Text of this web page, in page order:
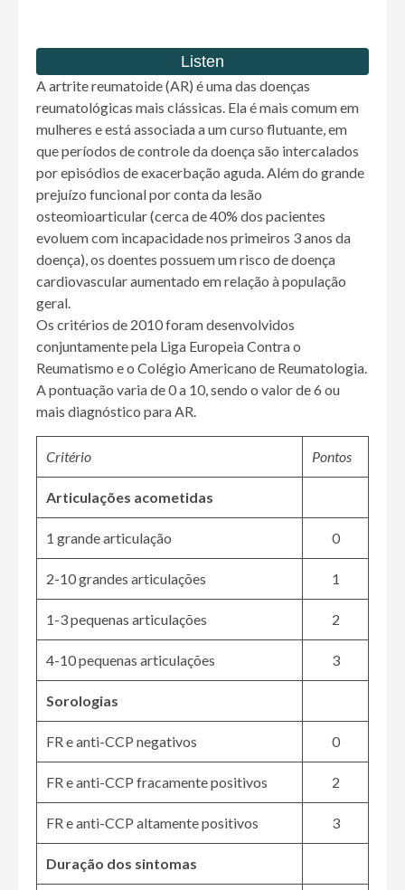
A artrite reumatoide (AR) é uma das doenças
reumatológicas mais clássicas. Ela é mais comum em
mulheres e está associada a um curso flutuante, em
que períodos de controle da doença são intercalados
por episódios de exacerbação aguda. Além do grande
prejuízo funcional por conta da lesão
osteomioarticular (cerca de 40% dos pacientes
evoluem com incapacidade nos primeiros 3 anos da
doença), os doentes possuem um risco de doença
cardiovascular aumentado em relação à população
geral.
Os critérios de 2010 foram desenvolvidos
conjuntamente pela Liga Europeia Contra o
Reumatismo e o Colégio Americano de Reumatologia.
A pontuação varia de 0 a 10, sendo o valor de 6 ou
mais diagnóstico para AR.
Critério Pontos
Articulações acometidas
1 grande articulação 0
2-10 grandes articulações 1
1-3 pequenas articulações 2
4-10 pequenas articulações 3
Sorologias
FR e anti-CCP negativos 0
FR e anti-CCP fracamente positivos 2
FR e anti-CCP altamente positivos 3
Duração dos sintomas